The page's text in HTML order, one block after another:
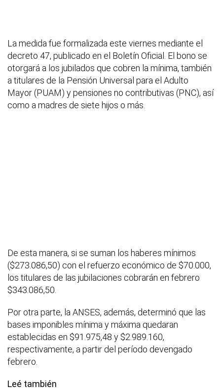
La medida fue formalizada este viernes mediante el
decreto 47, publicado en el Boletín Oficial. El bono se
otorgará a los jubilados que cobren la mínima, también
a titulares de la Pensión Universal para el Adulto
Mayor (PUAM) y pensiones no contributivas (PNC), así
como a madres de siete hijos o más.
De esta manera, si se suman los haberes mínimos
($273.086,50) con el refuerzo económico de $70.000,
los titulares de las jubilaciones cobrarán en febrero
$343.086,50.
Por otra parte, la ANSES, además, determinó que las
bases imponibles mínima y máxima quedaran
establecidas en $91.975,48 y $2.989.160,
respectivamente, a partir del período devengado
febrero.
Leé también